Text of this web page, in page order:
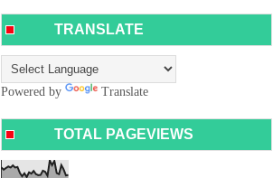
TRANSLATE
Powered by Translate
TOTAL PAGEVIEWS